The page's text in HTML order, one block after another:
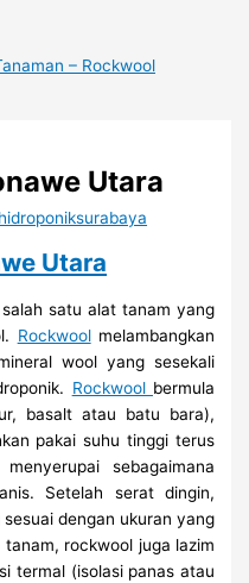
– Rockwool
Utara
hidroponiksurabaya
Utara
satu alat tanam yang
Rockwoolmelambangkan
wool yang sesekali
Rockwool bermula
basalt atau batu bara),
pakai suhu tinggi terus
sebagaimana
Setelah serat dingin,
dengan ukuran yang
rockwool juga lazim
termal (isolasi panas atau